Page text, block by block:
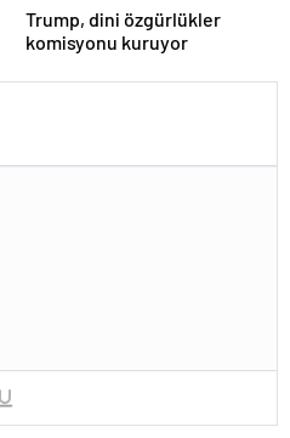
Trump, dini özgürlükler
komisyonu kuruyor